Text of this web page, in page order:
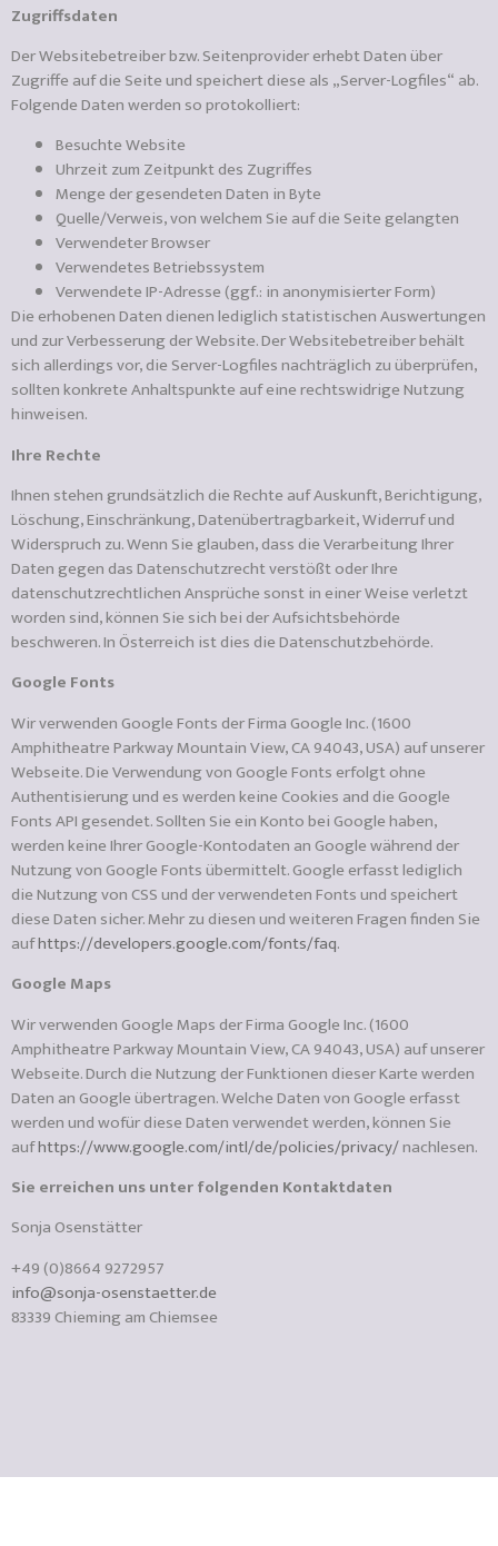
Zugriffsdaten
Der Websitebetreiber bzw. Seitenprovider erhebt Daten über
Zugriffe auf die Seite und speichert diese als „Server-Logfiles“ ab.
Folgende Daten werden so protokolliert:
Besuchte Website
Uhrzeit zum Zeitpunkt des Zugriffes
Menge der gesendeten Daten in Byte
Quelle/Verweis, von welchem Sie auf die Seite gelangten
Verwendeter Browser
Verwendetes Betriebssystem
Verwendete IP-Adresse (ggf.: in anonymisierter Form)
Die erhobenen Daten dienen lediglich statistischen Auswertungen
und zur Verbesserung der Website. Der Websitebetreiber behält
sich allerdings vor, die Server-Logfiles nachträglich zu überprüfen,
sollten konkrete Anhaltspunkte auf eine rechtswidrige Nutzung
hinweisen.
Ihre Rechte
Ihnen stehen grundsätzlich die Rechte auf Auskunft, Berichtigung,
Löschung, Einschränkung, Datenübertragbarkeit, Widerruf und
Widerspruch zu. Wenn Sie glauben, dass die Verarbeitung Ihrer
Daten gegen das Datenschutzrecht verstößt oder Ihre
datenschutzrechtlichen Ansprüche sonst in einer Weise verletzt
worden sind, können Sie sich bei der Aufsichtsbehörde
beschweren. In Österreich ist dies die Datenschutzbehörde.
Google Fonts
Wir verwenden Google Fonts der Firma Google Inc. (1600
Amphitheatre Parkway Mountain View, CA 94043, USA) auf unserer
Webseite. Die Verwendung von Google Fonts erfolgt ohne
Authentisierung und es werden keine Cookies and die Google
Fonts API gesendet. Sollten Sie ein Konto bei Google haben,
werden keine Ihrer Google-Kontodaten an Google während der
Nutzung von Google Fonts übermittelt. Google erfasst lediglich
die Nutzung von CSS und der verwendeten Fonts und speichert
diese Daten sicher. Mehr zu diesen und weiteren Fragen finden Sie
aufhttps://developers.google.com/fonts/faq.
Google Maps
Wir verwenden Google Maps der Firma Google Inc. (1600
Amphitheatre Parkway Mountain View, CA 94043, USA) auf unserer
Webseite. Durch die Nutzung der Funktionen dieser Karte werden
Daten an Google übertragen. Welche Daten von Google erfasst
werden und wofür diese Daten verwendet werden, können Sie
aufhttps://www.google.com/intl/de/policies/privacy/nachlesen.
Sie erreichen uns unter folgenden Kontaktdaten
Sonja Osenstätter
+49 (0)8664 9272957
info@sonja-osenstaetter.de
83339 Chieming am Chiemsee